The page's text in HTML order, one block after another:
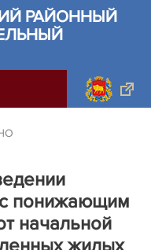
РАЙОННЫЙ
с понижающим
начальной
жилых